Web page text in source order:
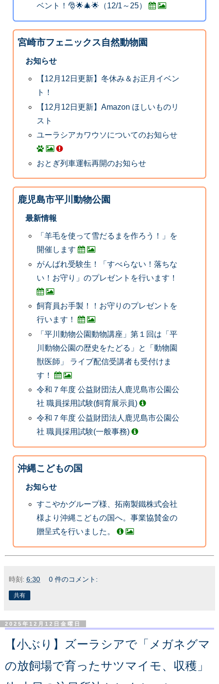
ベント！🎅🌟🎄🌟（12/1～25）
宮崎市フェニックス自然動物園
お知らせ
【12月12日更新】冬休み＆お正月イベン
ト！
【12月12日更新】Amazon ほしいものリ
スト
ユーラシアカワウソについてのお知らせ
おとぎ列車運転再開のお知らせ
鹿児島市平川動物公園
最新情報
「羊毛を使って雪だるまを作ろう！」を
開催します
がんばれ受験生！「すべらない！落ちな
い！お守り」のプレゼントを行います！
飼育員お手製！！お守りのプレゼントを
行います！
「平川動物公園動物講座」第１回は「平
川動物公園の歴史をたどる」と「動物園
獣医師」 ライブ配信受講者も受付けま
す！
令和７年度 公益財団法人鹿児島市公園公
社 職員採用試験(飼育展示員)
令和７年度 公益財団法人鹿児島市公園公
社 職員採用試験(一般事務)
沖縄こどもの国
お知らせ
すこやかグループ様、拓南製鐵株式会社
様より沖縄こどもの国へ。事業協賛金の
贈呈式を行いました。
時刻: 6:30 0 件のコメント:
共有
2025年12月12日金曜日
【小ぶり】ズーラシアで「メガネグマ
の放飼場で育ったサツマイモ、収穫」